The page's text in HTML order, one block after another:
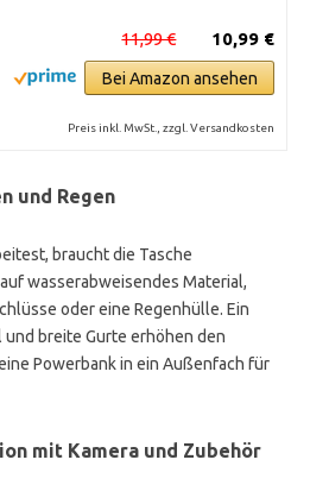
10,99 €
11,99 €
Bei Amazon ansehen
Preis inkl. MwSt., zzgl. Versandkosten
und Regen
braucht die Tasche
wasserabweisendes Material,
oder eine Regenhülle. Ein
breite Gurte erhöhen den
Powerbank in ein Außenfach für
mit Kamera und Zubehör